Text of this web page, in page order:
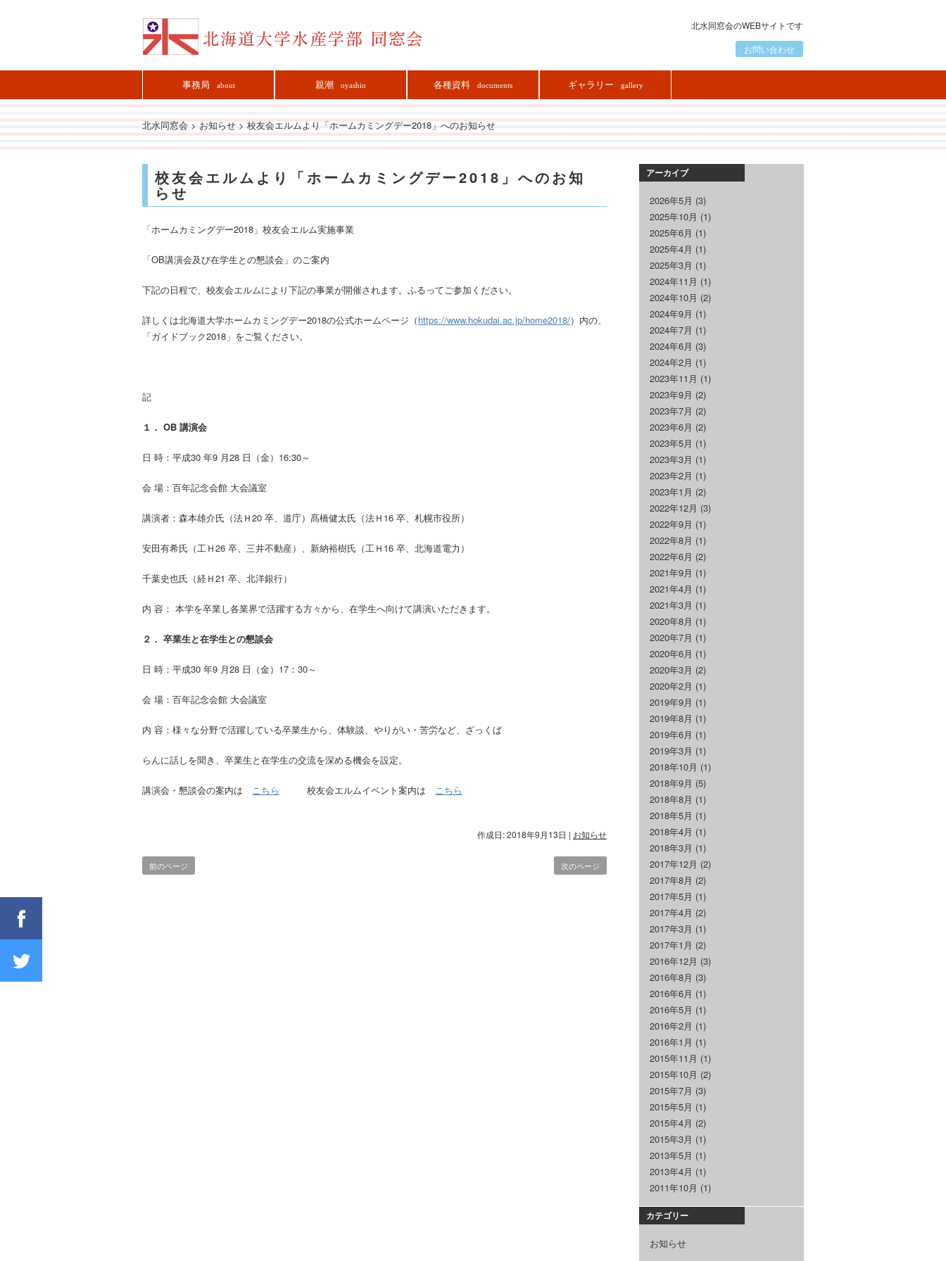
北水同窓会のWEBサイトです
お問い合わせ
事務局 about 親潮 oyashio 各種資料 documents ギャラリー gallery
北水同窓会>お知らせ>校友会エルムより「ホームカミングデー2018」へのお知らせ
校友会エルムより「ホームカミングデー2018」へのお知
らせ
「ホームカミングデー2018」校友会エルム実施事業
「OB講演会及び在学生との懇談会」のご案内
下記の日程で、校友会エルムにより下記の事業が開催されます。ふるってご参加ください。
詳しくは北海道大学ホームカミングデー2018の公式ホームページ（https://www.hokudai.ac.jp/home2018/）内の、
「ガイドブック2018」をご覧ください。
記
１． OB 講演会
日 時：平成30 年9 月28 日（金）16:30～
会 場：百年記念会館 大会議室
講演者：森本雄介氏（法Ｈ20 卒、道庁）髙橋健太氏（法Ｈ16 卒、札幌市役所）
安田有希氏（工Ｈ26 卒、三井不動産）、新納裕樹氏（工Ｈ16 卒、北海道電力）
千葉史也氏（経Ｈ21 卒、北洋銀行）
内 容： 本学を卒業し各業界で活躍する方々から、在学生へ向けて講演いただきます。
２． 卒業生と在学生との懇談会
日 時：平成30 年9 月28 日（金）17：30～
会 場：百年記念会館 大会議室
内 容：様々な分野で活躍している卒業生から、体験談、やりがい・苦労など、ざっくば
らんに話しを聞き、卒業生と在学生の交流を深める機会を設定。
講演会・懇談会の案内は こちら 校友会エルムイベント案内は こちら
作成日: 2018年9月13日 | お知らせ
前のページ 次のページ
アーカイブ
2026年5月 (3)
2025年10月 (1)
2025年6月 (1)
2025年4月 (1)
2025年3月 (1)
2024年11月 (1)
2024年10月 (2)
2024年9月 (1)
2024年7月 (1)
2024年6月 (3)
2024年2月 (1)
2023年11月 (1)
2023年9月 (2)
2023年7月 (2)
2023年6月 (2)
2023年5月 (1)
2023年3月 (1)
2023年2月 (1)
2023年1月 (2)
2022年12月 (3)
2022年9月 (1)
2022年8月 (1)
2022年6月 (2)
2021年9月 (1)
2021年4月 (1)
2021年3月 (1)
2020年8月 (1)
2020年7月 (1)
2020年6月 (1)
2020年3月 (2)
2020年2月 (1)
2019年9月 (1)
2019年8月 (1)
2019年6月 (1)
2019年3月 (1)
2018年10月 (1)
2018年9月 (5)
2018年8月 (1)
2018年5月 (1)
2018年4月 (1)
2018年3月 (1)
2017年12月 (2)
2017年8月 (2)
2017年5月 (1)
2017年4月 (2)
2017年3月 (1)
2017年1月 (2)
2016年12月 (3)
2016年8月 (3)
2016年6月 (1)
2016年5月 (1)
2016年2月 (1)
2016年1月 (1)
2015年11月 (1)
2015年10月 (2)
2015年7月 (3)
2015年5月 (1)
2015年4月 (2)
2015年3月 (1)
2013年5月 (1)
2013年4月 (1)
2011年10月 (1)
カテゴリー
お知らせ